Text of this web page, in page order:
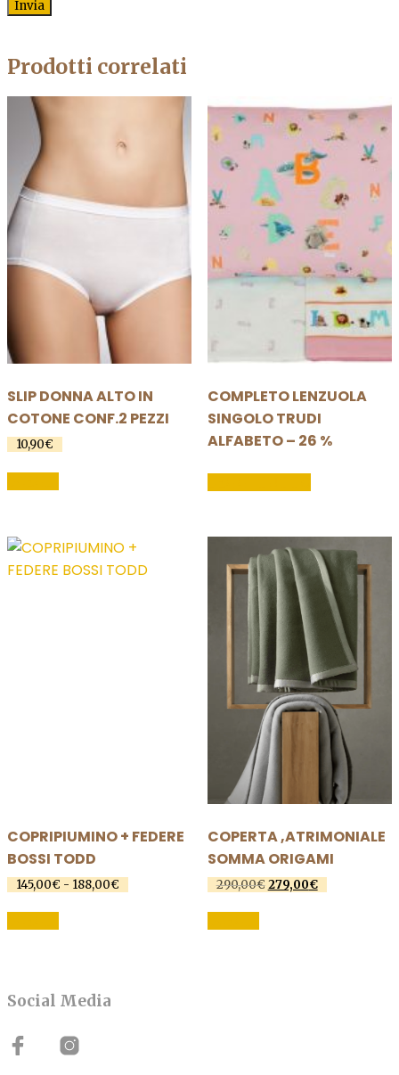
Prodotti correlati
SLIP DONNA ALTO IN
COTONE CONF.2 PEZZI
10,90€
Questo
prodotto
varianti.
Le
COMPLETO LENZUOLA
SINGOLO TRUDI
ALFABETO – 26 %
COPRIPIUMINO + FEDERE
BOSSI TODD
145,00€ - 188,00€
Questo
prodotto
varianti.
opzioni
COPERTA ,ATRIMONIALE
SOMMA ORIGAMI
290,00€Il
279,00€Il
Questo
prodotto
Social Media